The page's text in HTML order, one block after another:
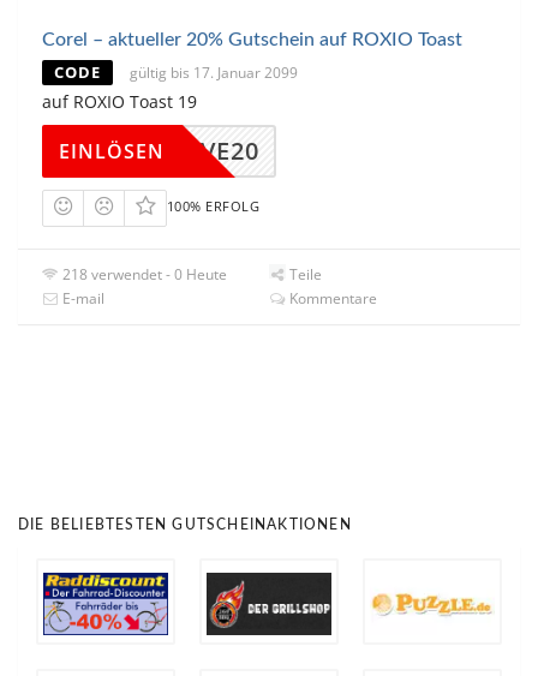
Corel – aktueller 20% Gutschein auf ROXIO Toast
CODE gültig bis 17. Januar 2099
auf ROXIO Toast 19
19SAVE20
EINLÖSEN
100% ERFOLG
218 verwendet - 0 Heute
Teile
E-mail
Kommentare
DIE BELIEBTESTEN GUTSCHEINAKTIONEN